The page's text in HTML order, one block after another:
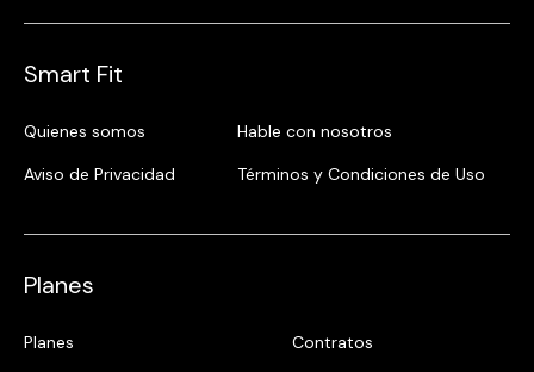
Smart Fit
Quienes somos
Hable con nosotros
Aviso de Privacidad
Términos y Condiciones de Uso
Planes
Planes
Contratos